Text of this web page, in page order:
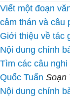
Viết một đoạn
cảm thán và câu
Giới thiệu về tác
Nội dung chính
Tìm các câu
Quốc Tuấn Soạn
Nội dung chính